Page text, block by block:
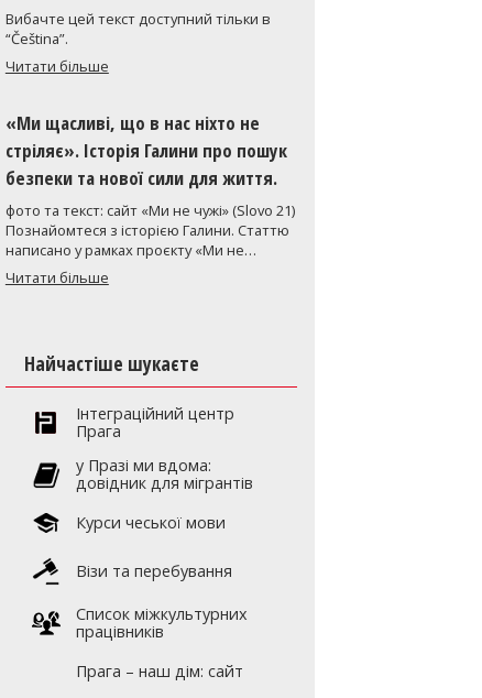
Вибачте цей текст доступний тільки в
“Čeština”.
Читати більше
«Ми щасливі, що в нас ніхто не
стріляє». Історія Галини про пошук
безпеки та нової сили для життя.
фото та текст: сайт «Ми не чужі» (Slovo 21)
Познайомтеся з історією Галини. Статтю
написано у рамках проєкту «Ми не…
Читати більше
Найчастіше шукаєте
Інтеграційний центр
Прага
y Празі ми вдома:
довідник для мігрантів
Курси чеської мови
Візи та перебування
Список міжкультурних
працівників
Прага – наш дім: сайт